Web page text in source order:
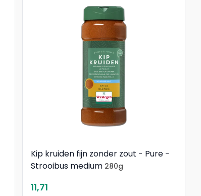
Kip kruiden fijn zonder zout - Pure -
Strooibus medium 280g
11,71